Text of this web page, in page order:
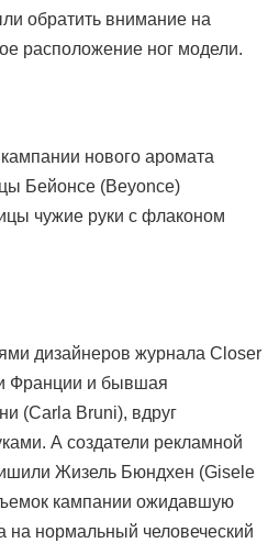
обратить внимание на
расположение ног модели.
нового аромата
Бейонсе (Beyonce)
чужие руки с флаконом
дизайнеров журнала Closer
Франции и бывшая
(Carla Bruni), вдруг
А создатели рекламной
Жизель Бюндхен (Gisele
кампании ожидавшую
на нормальный человеческий